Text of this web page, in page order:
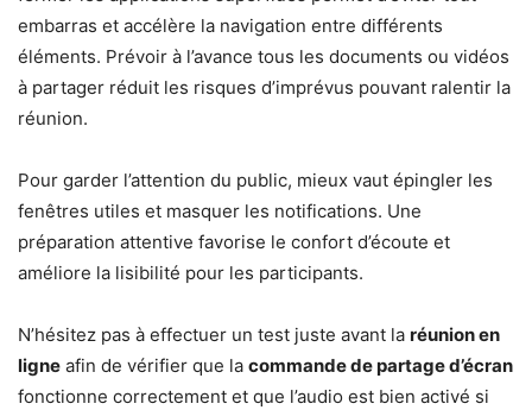
embarras et accélère la navigation entre différents
éléments. Prévoir à l’avance tous les documents ou vidéos
à partager réduit les risques d’imprévus pouvant ralentir la
réunion.
Pour garder l’attention du public, mieux vaut épingler les
fenêtres utiles et masquer les notifications. Une
préparation attentive favorise le confort d’écoute et
améliore la lisibilité pour les participants.
N’hésitez pas à effectuer un test juste avant la réunion en
ligne afin de vérifier que la commande de partage d’écran
fonctionne correctement et que l’audio est bien activé si